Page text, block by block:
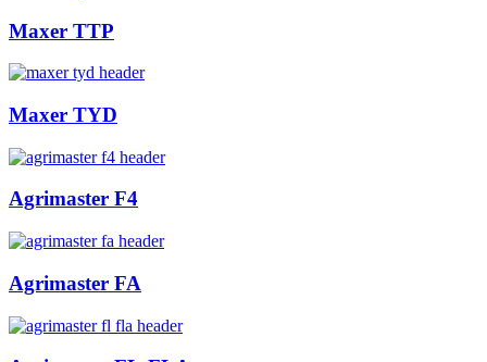
Maxer TTP
Maxer TYD
Agrimaster F4
Agrimaster FA